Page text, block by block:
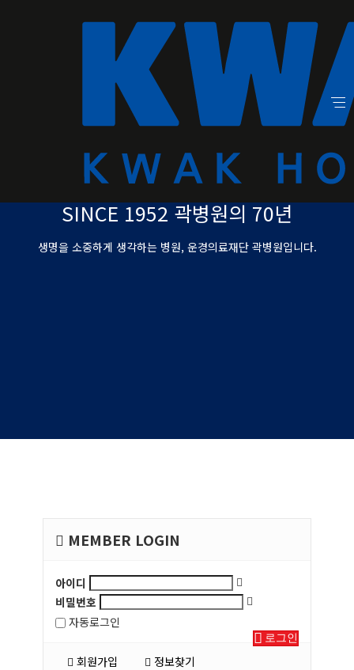
SINCE 1952 곽병원의 70년
생명을 소중하게 생각하는 병원, 운경의료재단 곽병원입니다.
MEMBER LOGIN
아이디
비밀번호
자동로그인
로그인
회원가입 정보찾기